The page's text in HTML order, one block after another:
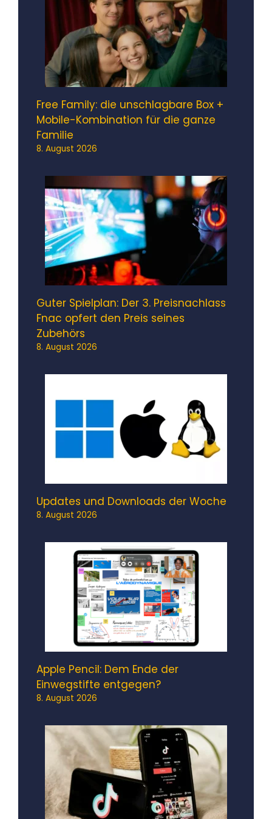
Free Family: die unschlagbare Box +
Mobile-Kombination für die ganze
Familie
8. August 2026
Guter Spielplan: Der 3. Preisnachlass
Fnac opfert den Preis seines
Zubehörs
8. August 2026
Updates und Downloads der Woche
8. August 2026
Apple Pencil: Dem Ende der
Einwegstifte entgegen?
8. August 2026